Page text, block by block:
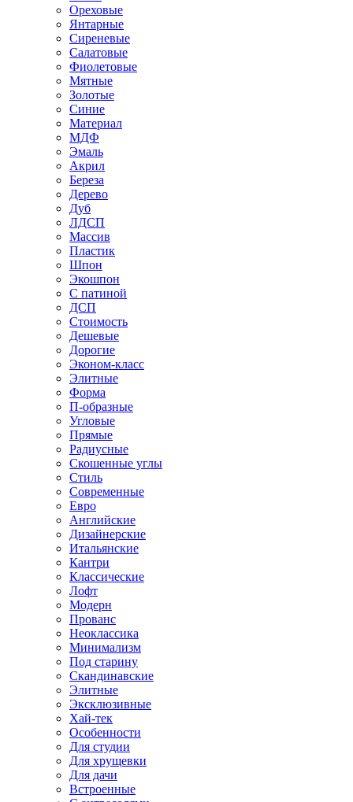
Ореховые
Янтарные
Сиреневые
Салатовые
Фиолетовые
Мятные
Золотые
Синие
Материал
МДФ
Эмаль
Акрил
Береза
Дерево
Дуб
ЛДСП
Массив
Пластик
Шпон
Экошпон
С патиной
ДСП
Стоимость
Дешевые
Дорогие
Эконом-класс
Элитные
Форма
П-образные
Угловые
Прямые
Радиусные
Скошенные углы
Стиль
Современные
Евро
Английские
Дизайнерские
Итальянские
Кантри
Классические
Лофт
Модерн
Прованс
Неоклассика
Минимализм
Под старину
Скандинавские
Элитные
Эксклюзивные
Хай-тек
Особенности
Для студии
Для хрущевки
Для дачи
Встроенные